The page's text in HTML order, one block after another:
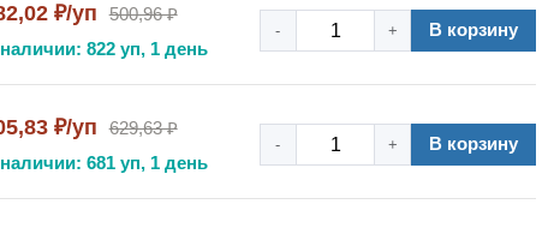
₽/уп
500,96 ₽
822 уп, 1 день
- + В корзину
₽/уп
629,63 ₽
681 уп, 1 день
- + В корзину